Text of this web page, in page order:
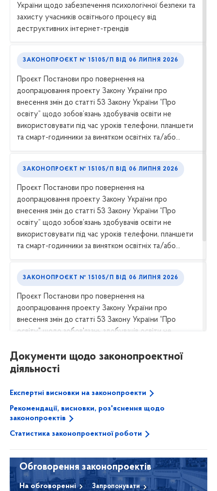
України щодо забезпечення психологічної безпеки та
захисту учасників освітнього процесу від
деструктивних інтернет-трендів
ЗАКОНОПРОЄКТ № 15105/П ВІД 06 ЛИПНЯ 2026
Проєкт Постанови про повернення на
доопрацювання проекту Закону України про
внесення змін до статті 53 Закону України “Про
освіту” щодо зобов’язань здобувачів освіти не
використовувати під час уроків телефони, планшети
та смарт-годинники за винятком освітніх та/або...
ЗАКОНОПРОЄКТ № 15105/П ВІД 06 ЛИПНЯ 2026
Проєкт Постанови про повернення на
доопрацювання проекту Закону України про
внесення змін до статті 53 Закону України “Про
освіту” щодо зобов’язань здобувачів освіти не
використовувати під час уроків телефони, планшети
та смарт-годинники за винятком освітніх та/або...
ЗАКОНОПРОЄКТ № 15105/П ВІД 06 ЛИПНЯ 2026
Проєкт Постанови про повернення на
доопрацювання проекту Закону України про
внесення змін до статті 53 Закону України “Про
освіту” щодо зобов’язань здобувачів освіти не
та смарт-годинники за винятком освітніх та/або...
Проєкт Постанови про призначення у 2026 році
Стипендій Верховної Ради України імені Бориса
Документи щодо законопроектної
діяльності
Експертні висновки на законопроекти
Рекомендації, висновки, роз'яснення щодо
законопроектів
Статистика законопроектної роботи
Обговорення законопроектів
На обговоренні Запропонувати